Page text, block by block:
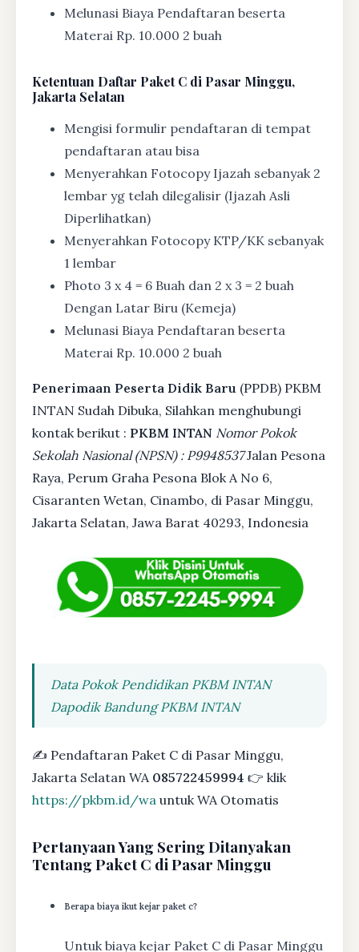
Melunasi Biaya Pendaftaran beserta
Materai Rp. 10.000 2 buah
Ketentuan Daftar Paket C di Pasar Minggu,
Jakarta Selatan
Mengisi formulir pendaftaran di tempat
pendaftaran atau bisa
Menyerahkan Fotocopy Ijazah sebanyak 2
lembar yg telah dilegalisir (Ijazah Asli
Diperlihatkan)
Menyerahkan Fotocopy KTP/KK sebanyak
1 lembar
Photo 3 x 4 = 6 Buah dan 2 x 3 = 2 buah
Dengan Latar Biru (Kemeja)
Melunasi Biaya Pendaftaran beserta
Materai Rp. 10.000 2 buah
Penerimaan Peserta Didik Baru (PPDB) PKBM
INTAN Sudah Dibuka, Silahkan menghubungi
kontak berikut : PKBM INTAN Nomor Pokok
Sekolah Nasional (NPSN) : P9948537Jalan Pesona
Raya, Perum Graha Pesona Blok A No 6,
Cisaranten Wetan, Cinambo, di Pasar Minggu,
Jakarta Selatan, Jawa Barat 40293, Indonesia
Data Pokok Pendidikan PKBM INTAN
Dapodik Bandung PKBM INTAN
✍ Pendaftaran Paket C di Pasar Minggu,
Jakarta Selatan WA 085722459994 👉 klik
https://pkbm.id/wa untuk WA Otomatis
Pertanyaan Yang Sering Ditanyakan
Tentang Paket C di Pasar Minggu
Berapa biaya ikut kejar paket c?
Untuk biaya kejar Paket C di Pasar Minggu